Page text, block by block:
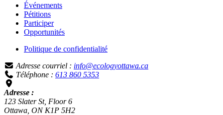
Événements
Pétitions
Participer
Opportunités
Politique de confidentialité
Adresse courriel : info@ecologyottawa.ca
Téléphone : 613 860 5353
Adresse :
123 Slater St, Floor 6
Ottawa, ON K1P 5H2